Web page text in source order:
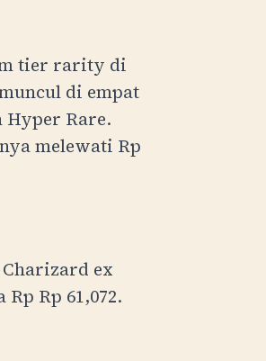
tier rarity di
di empat
Hyper Rare.
melewati Rp
Charizard ex
Rp Rp 61,072.